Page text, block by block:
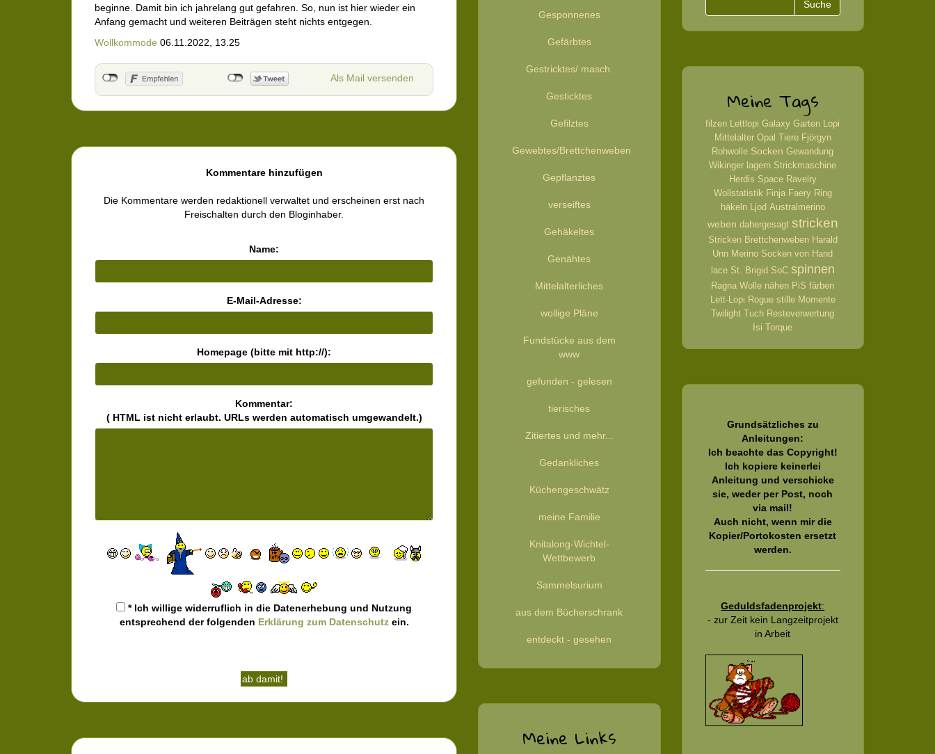
beginne. Damit bin ich jahrelang gut gefahren. So, nun ist hier wieder ein
Anfang gemacht und weiteren Beiträgen steht nichts entgegen.
Wollkommode 06.11.2022, 13.25
Als Mail versenden
Kommentare hinzufügen
Die Kommentare werden redaktionell verwaltet und erscheinen erst nach
Freischalten durch den Bloginhaber.
Name:
E-Mail-Adresse:
Homepage (bitte mit http://):
Kommentar:
( HTML ist nichterlaubt. URLs werden automatisch umgewandelt.)
* Ich willige widerruflich in die Datenerhebung und Nutzung
entsprechend der folgenden Erklärung zum Datenschutzein.
Gesponnenes
Gefärbtes
Gestricktes/ masch.
Gesticktes
Gefilztes
Gewebtes/Brettchenweben
Gepflanztes
verseiftes
Gehäkeltes
Genähtes
Mittelalterliches
wollige Pläne
Fundstücke aus dem
www
gefunden - gelesen
tierisches
Zitiertes und mehr...
Gedankliches
Küchengeschwätz
meine Familie
Knitalong-Wichtel-
Wettbewerb
Sammelsurium
aus dem Bücherschrank
entdeckt - gesehen
Meine Links
Meine Tags
filzen Lettlopi Galaxy Garten Lopi
Mittelalter Opal Tiere Fjörgyn
Rohwolle Socken Gewandung
Wikinger lagern Strickmaschine
Herdis Space Ravelry
Wollstatistik Finja Faery Ring
häkeln Ljod Australmerino
weben dahergesagt stricken
Stricken Brettchenweben Harald
Unn Merino Socken von Hand
lace St. Brigid SoC spinnen
Ragna Wolle nähen PiS färben
Lett-Lopi Rogue stille Momente
Twilight Tuch Resteverwertung
Isi Torque
Grundsätzliches zu
Anleitungen:
Ich beachte das Copyright!
Ich kopiere keinerlei
Anleitung und verschicke
sie, weder per Post, noch
via mail!
Auch nicht, wenn mir die
Kopier/Portokosten ersetzt
werden.
Geduldsfadenprojekt:
- zur Zeit kein Langzeitprojekt
in Arbeit